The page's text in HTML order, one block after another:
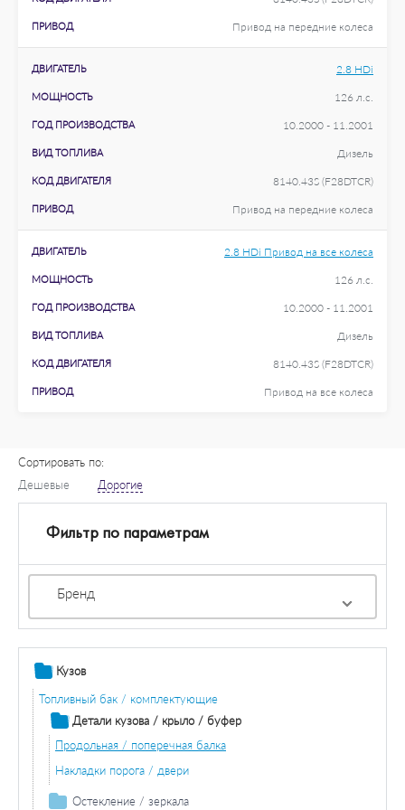
ПРИВОД Привод на передние колеса
ДВИГАТЕЛЬ 2.8 HDi
МОЩНОСТЬ 126 л.с.
ГОД ПРОИЗВОДСТВА 10.2000 - 11.2001
ВИД ТОПЛИВА Дизель
КОД ДВИГАТЕЛЯ 8140.43S (F28DTCR)
ПРИВОД Привод на передние колеса
ДВИГАТЕЛЬ 2.8 HDi Привод на все колеса
МОЩНОСТЬ 126 л.с.
ГОД ПРОИЗВОДСТВА 10.2000 - 11.2001
ВИД ТОПЛИВА Дизель
КОД ДВИГАТЕЛЯ 8140.43S (F28DTCR)
ПРИВОД Привод на все колеса
Сортировать по:
Дешевые
Дорогие
Фильтр по параметрам
Бренд
Кузов
Топливный бак / комплектующие
Детали кузова / крыло / буфер
Продольная / поперечная балка
Накладки порога / двери
Остекление / зеркала